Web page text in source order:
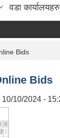
वडा कार्यालयहरु
Bids
Bids
10/10/2024 -